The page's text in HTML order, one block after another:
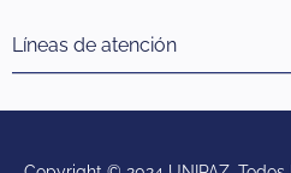
Líneas de atención